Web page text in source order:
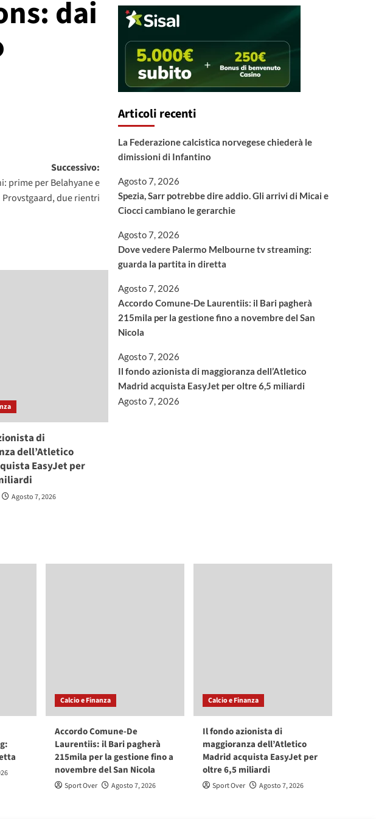
dai
Successivo:
prime per Belahyane e
Provstgaard, due rientri
di
dell’Atletico
EasyJet per
Agosto 7, 2026
Articoli recenti
La Federazione calcistica norvegese chiederà le
dimissioni di Infantino
Agosto 7, 2026
Spezia, Sarr potrebbe dire addio. Gli arrivi di Micai e
Ciocci cambiano le gerarchie
Agosto 7, 2026
Dove vedere Palermo Melbourne tv streaming:
guarda la partita in diretta
Agosto 7, 2026
Accordo Comune-De Laurentiis: il Bari pagherà
215mila per la gestione fino a novembre del San
Nicola
Agosto 7, 2026
Il fondo azionista di maggioranza dell’Atletico
Madrid acquista EasyJet per oltre 6,5 miliardi
Agosto 7, 2026
Calcio e Finanza
Accordo Comune-De
Laurentiis: il Bari pagherà
215mila per la gestione fino a
novembre del San Nicola
Sport Over Agosto 7, 2026
Calcio e Finanza
Il fondo azionista di
maggioranza dell’Atletico
Madrid acquista EasyJet per
oltre 6,5 miliardi
Sport Over Agosto 7, 2026